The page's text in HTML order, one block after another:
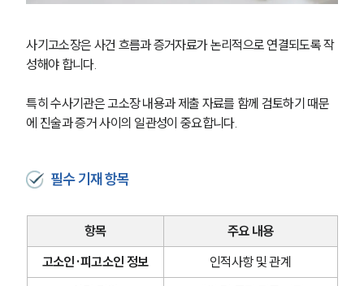
사기고소장은 사건 흐름과 증거자료가 논리적으로 연결되도록 작
성해야 합니다.
특히 수사기관은 고소장 내용과 제출 자료를 함께 검토하기 때문
에 진술과 증거 사이의 일관성이 중요합니다.
필수 기재 항목
항목
주요 내용
고소인·피고소인 정보
인적사항 및 관계